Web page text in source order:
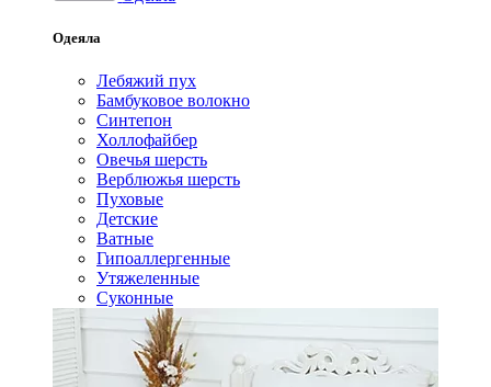
Одеяла
Лебяжий пух
Бамбуковое волокно
Синтепон
Холлофайбер
Овечья шерсть
Верблюжья шерсть
Пуховые
Детские
Ватные
Гипоаллергенные
Утяжеленные
Суконные